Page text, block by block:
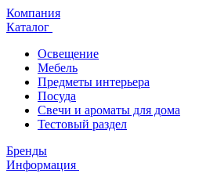
Компания
Каталог
Освещение
Мебель
Предметы интерьера
Посуда
Свечи и ароматы для дома
Тестовый раздел
Бренды
Информация